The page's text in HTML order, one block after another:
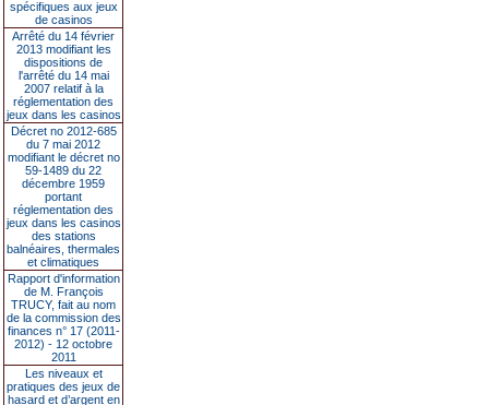
spécifiques aux jeux
de casinos
Arrêté du 14 février
2013 modifiant les
dispositions de
l'arrêté du 14 mai
2007 relatif à la
réglementation des
jeux dans les casinos
Décret no 2012-685
du 7 mai 2012
modifiant le décret no
59-1489 du 22
décembre 1959
portant
réglementation des
jeux dans les casinos
des stations
balnéaires, thermales
et climatiques
Rapport d'information
de M. François
TRUCY, fait au nom
de la commission des
finances n° 17 (2011-
2012) - 12 octobre
2011
Les niveaux et
pratiques des jeux de
hasard et d’argent en